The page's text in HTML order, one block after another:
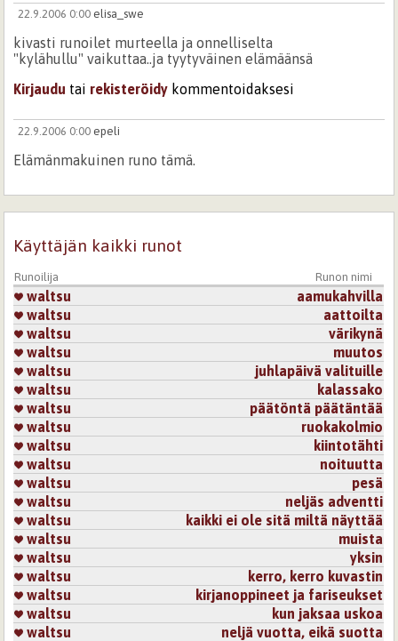
22.9.2006 0:00 elisa_swe
kivasti runoilet murteella ja onnelliselta
"kylähullu" vaikuttaa..ja tyytyväinen elämäänsä
Kirjaudu tai rekisteröidy kommentoidaksesi
22.9.2006 0:00 epeli
Elämänmakuinen runo tämä.
Kylä hullut on ihania-tunnen monta.Hymyjä (-:
Kirjaudutairekisteröidykommentoidaksesi
22.9.2006 0:00
Kiva, ku oot meiän joukosa. Meillä päi ihimiseltä
kysytään: " alakko nää mua?", jos vastaa kyllä, on
meikäläinen.
Kirjaudutairekisteröidykommentoidaksesi
22.9.2006 0:00
Tässä runossasi on tyytyväisyyttä ja ainahan
jonkinlainen"kylähullu pitääkin olla" HYvä!!
Kirjaudutai
Sivut
Käyttäjän kaikki runot
Runoilija Runon nimi
waltsu
aamukahvilla
waltsu
aattoilta
waltsu
värikynä
waltsu
muutos
waltsu
juhlapäivä valituille
waltsu
kalassako
waltsu
päätöntä päätäntää
waltsu
ruokakolmio
waltsu
kiintotähti
waltsu
noituutta
waltsu
pesä
waltsu
neljäs adventti
waltsu
kaikki ei ole sitä miltä näyttää
waltsu
muista
waltsu
yksin
waltsu
kerro, kerro kuvastin
waltsu
kirjanoppineet ja fariseukset
waltsu
kun jaksaa uskoa
waltsu
neljä vuotta, eikä suotta